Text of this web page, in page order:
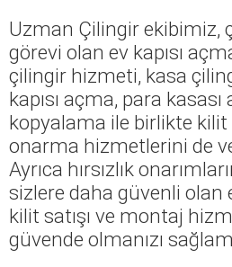
Uzman Çilingir ekibimiz,
görevi olan ev kapısı
çilingir hizmeti, kasa
kapısı açma, para
kopyalama ile birlikte
onarma hizmetlerini de
Ayrıca hırsızlık
sizlere daha güvenli olan
kilit satışı ve montaj
güvende olmanızı